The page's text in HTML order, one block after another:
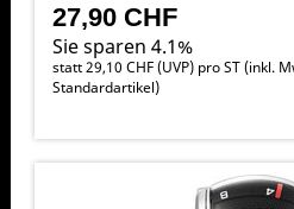
27,90 CHF
Sie sparen 4.1%
statt29,10 CHF(UVP) pro ST (inkl.
Standardartikel)